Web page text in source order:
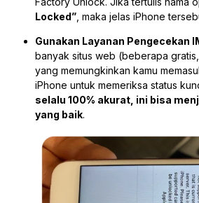
Locked” , maka jelas iPhone
Gunakan Layanan Pengecekan
banyak situs web (beberapa
yang memungkinkan kamu
iPhone untuk memeriksa status
selalu 100% akurat, ini bisa
yang baik.